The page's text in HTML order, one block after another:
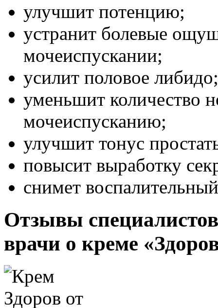
улучшит потенцию;
устранит болевые
мочеиспускании;
усилит половое либидо;
уменьшит количество
мочеиспусканию;
улучшит тонус
повысит выработку
снимет
Отзывы
врачи о креме